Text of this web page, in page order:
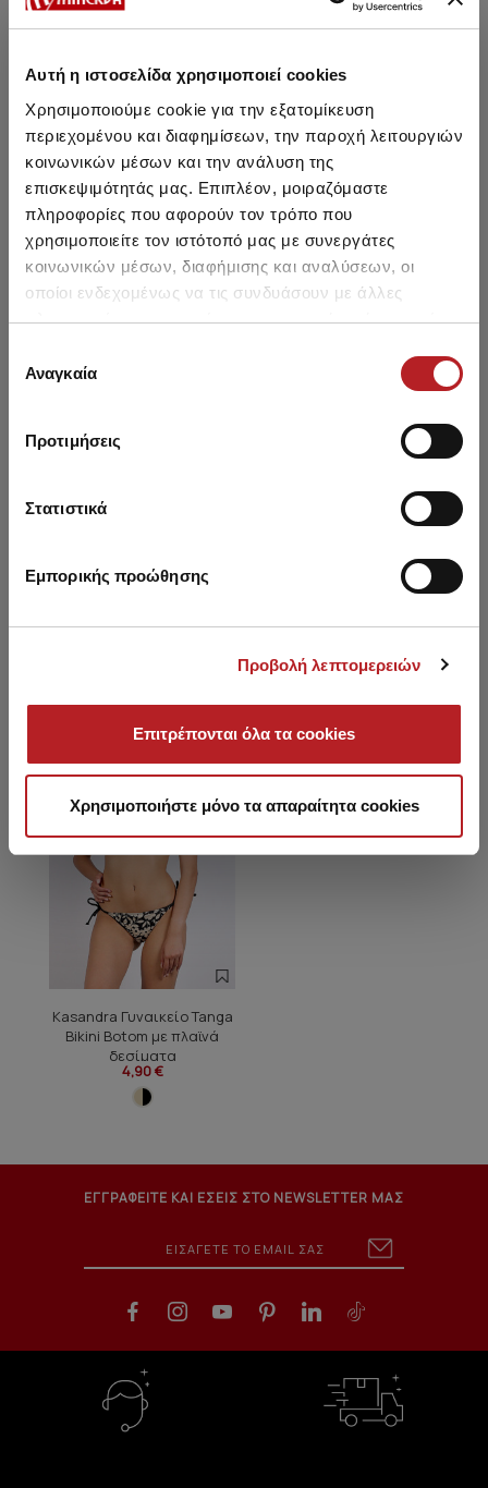
Αυτή η ιστοσελίδα χρησιμοποιεί cookies
Χρησιμοποιούμε cookie για την εξατομίκευση
περιεχομένου και διαφημίσεων, την παροχή λειτουργιών
κοινωνικών μέσων και την ανάλυση της
επισκεψιμότητάς μας. Επιπλέον, μοιραζόμαστε
πληροφορίες που αφορούν τον τρόπο που
χρησιμοποιείτε τον ιστότοπό μας με συνεργάτες
κοινωνικών μέσων, διαφήμισης και αναλύσεων, οι
οποίοι ενδεχομένως να τις συνδυάσουν με άλλες
πληροφορίες που τους έχετε παραχωρήσει ή τις οποίες
των υπηρεσιών τους.
συγκατάθεσης
Αναγκαία
Προτιμήσεις
Στατιστικά
Εμπορικής προώθησης
Προβολή λεπτομερειών
Επιτρέπονται όλα τα cookies
Χρησιμοποιήστε μόνο τα απαραίτητα cookies
Μπορεί να σου αρέσει επίσης
HOT OFFER
Kasandra Γυναικείο Rio
Kasandra Γυναικείο Tanga
Είδατε πρόσφατα
HOT OFFER
Kasandra Γυναικείο Tanga
Bikini Botom με πλαϊνά
δεσίματα
4,90 €
ΕΓΓΡΑΦΕΙΤΕ ΚΑΙ ΕΣΕΙΣ ΣΤΟ NEWSLETTER ΜΑΣ